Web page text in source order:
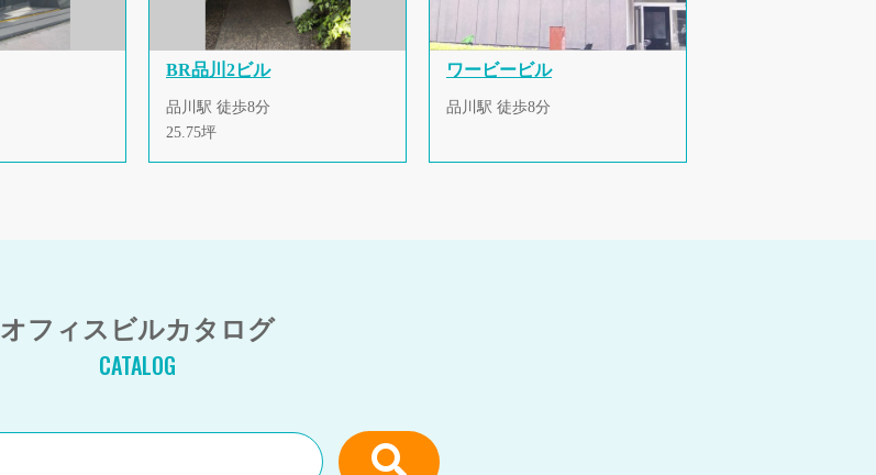
BR品川2ビル
品川駅 徒歩8分
25.75坪
ワービービル
品川駅 徒歩8分
オフィスビルカタログ
CATALOG